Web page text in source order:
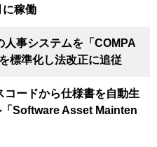
に稼働
人事システムを「COMPA
標準化し法改正に追従
コードから仕様書を自動生
Software Asset Mainten